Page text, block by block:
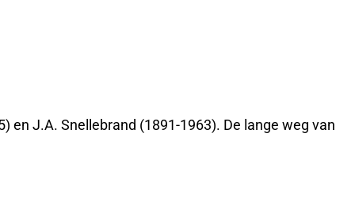
en J.A. Snellebrand (1891-1963). De lange weg van